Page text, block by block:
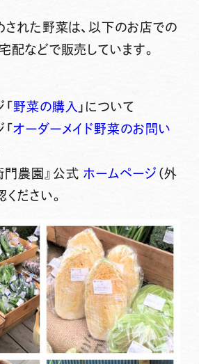
された野菜は、以下のお店での
配などで販売しています。
野菜の購入 」について
オーダーメイド野菜のお問い
門農園』公式ホームページ （外
ください。